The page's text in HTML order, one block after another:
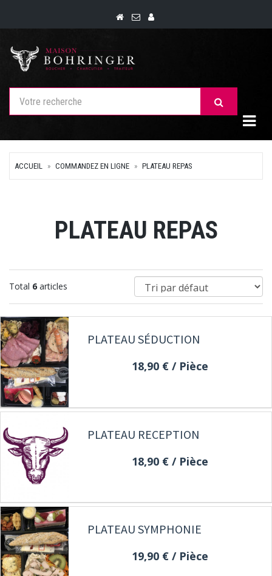
ACCUEIL COMMANDEZ EN LIGNE PLATEAU REPAS
PLATEAU REPAS
Total 6 articles
PLATEAU SÉDUCTION
18,90 €/ Pièce
PLATEAU RECEPTION
18,90 €/ Pièce
PLATEAU SYMPHONIE
19,90 €/ Pièce